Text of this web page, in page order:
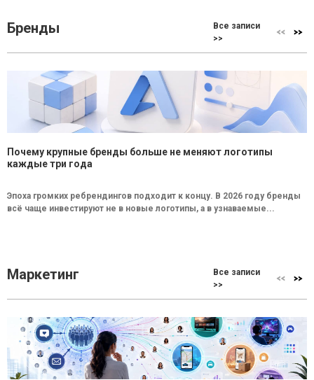
Бренды
Все записи
>>
Почему крупные бренды больше не меняют логотипы
каждые три года
Эпоха громких ребрендингов подходит к концу. В 2026 году бренды
всё чаще инвестируют не в новые логотипы, а в узнаваемые...
Маркетинг
Все записи
>>